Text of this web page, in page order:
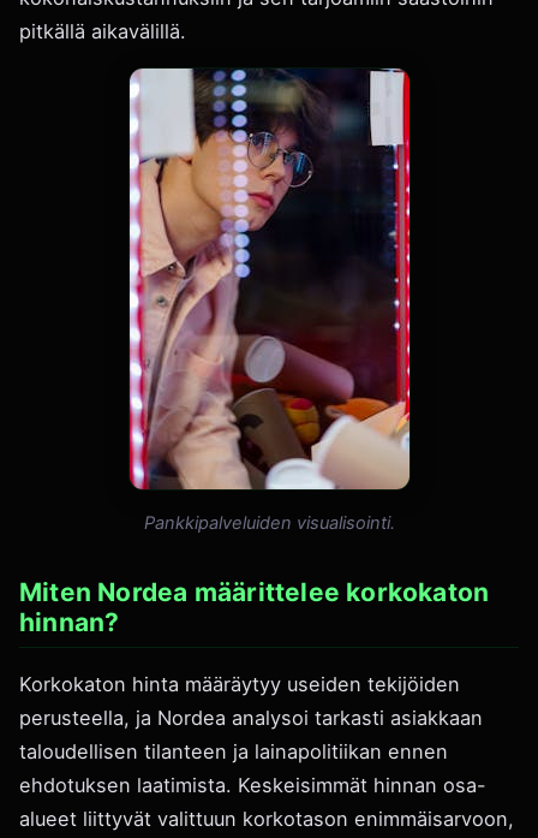
pitkällä aikavälillä.
Pankkipalveluiden visualisointi.
Miten Nordea määrittelee korkokaton
hinnan?
Korkokaton hinta määräytyy useiden tekijöiden
perusteella, ja Nordea analysoi tarkasti asiakkaan
taloudellisen tilanteen ja lainapolitiikan ennen
ehdotuksen laatimista. Keskeisimmät hinnan osa-
alueet liittyvät valittuun korkotason enimmäisarvoon,